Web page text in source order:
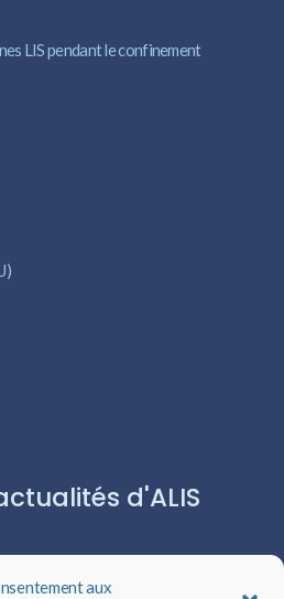
aux
LIS pendant le confinement
d'ALIS